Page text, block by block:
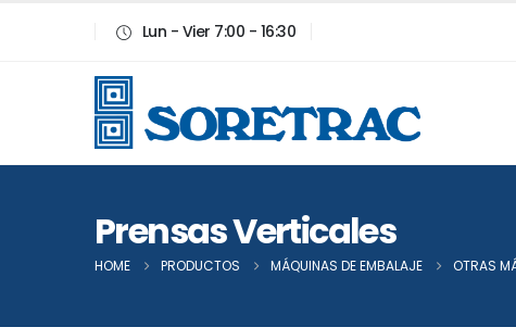
Lun - Vier 7:00 - 16:30
Prensas Verticales
HOME PRODUCTOS MÁQUINAS DE EMBALAJE OTRAS